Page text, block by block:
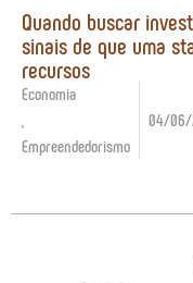
Quando buscar
sinais de que uma
recursos
Economia
Empreendedorismo
04/06/